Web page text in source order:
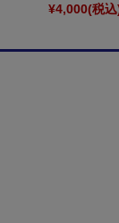
¥4,000(税込